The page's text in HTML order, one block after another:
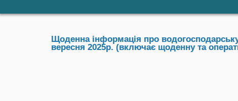
Щоденна інформація про
вересня 2025р. (включає щоденну та